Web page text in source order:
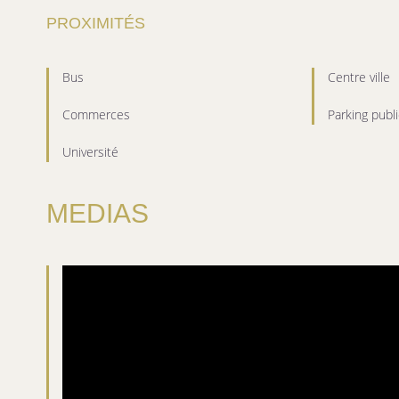
PROXIMITÉS
Bus Centre ville
Commerces Parking
Université
MEDIAS